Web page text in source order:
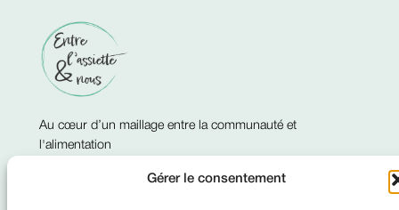
Gérer le consentement
Au cœur d’un maillage entre la communauté et
l'alimentation